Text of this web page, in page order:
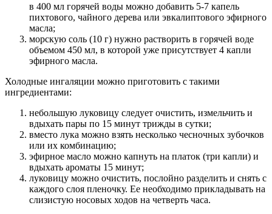
в 400 мл горячей воды можно добавить 5-7 капель
пихтового, чайного дерева или эвкалиптового эфирного
масла;
морскую соль (10 г) нужно растворить в горячей воде
объемом 450 мл, в которой уже присутствует 4 капли
эфирного масла.
Холодные ингаляции можно приготовить с такими
ингредиентами:
небольшую луковицу следует очистить, измельчить и
вдыхать пары по 15 минут трижды в сутки;
вместо лука можно взять несколько чесночных зубочков
или их комбинацию;
эфирное масло можно капнуть на платок (три капли) и
вдыхать ароматы 15 минут;
луковицу можно очистить, послойно разделить и снять с
каждого слоя пленочку. Ее необходимо прикладывать на
слизистую носовых ходов на четверть часа.